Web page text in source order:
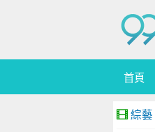
首頁
綜藝